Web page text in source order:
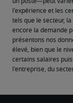
l'expérience et les
tels que le secteur,
encore la demande
présentons nos
élevé, bien que le
certains salaires
l'entreprise, du